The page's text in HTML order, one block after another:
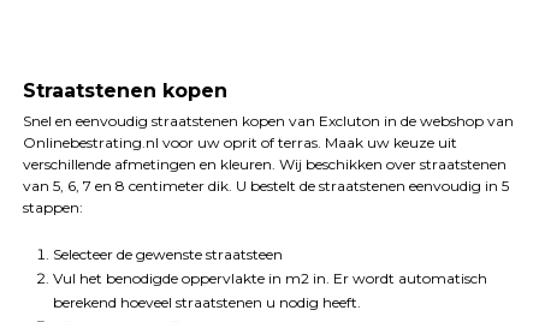
Straatstenen kopen
Snel en eenvoudig straatstenen kopen van Excluton in de webshop van
Onlinebestrating.nl voor uw oprit of terras. Maak uw keuze uit
verschillende afmetingen en kleuren. Wij beschikken over straatstenen
van 5, 6, 7 en 8 centimeter dik. U bestelt de straatstenen eenvoudig in 5
stappen:
Selecteer de gewenste straatsteen
Vul het benodigde oppervlakte in m2 in. Er wordt automatisch
berekend hoeveel straatstenen u nodig heeft.